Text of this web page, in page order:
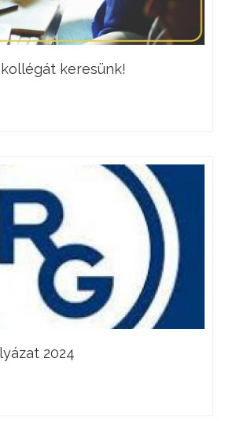
keresünk!
2024